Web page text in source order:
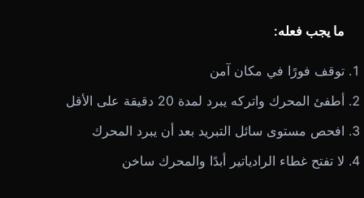
ما يجب فعله:
توقف فورًا في مكان آمن
أطفئ المحرك واتركه يبرد لمدة 20 دقيقة على الأقل
افحص مستوى سائل التبريد بعد أن يبرد المحرك
لا تفتح غطاء الرادياتير أبدًا والمحرك ساخن